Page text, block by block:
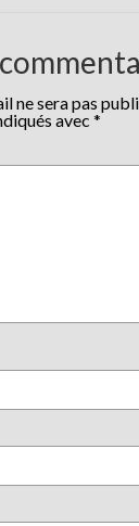
ne sera pas
avec *